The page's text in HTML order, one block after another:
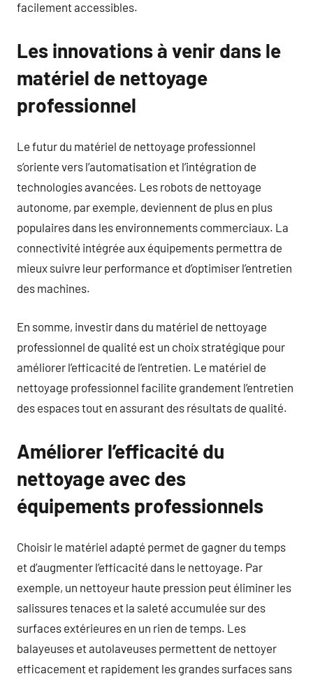
facilement accessibles.
Les innovations à venir dans le
matériel de nettoyage
professionnel
Le futur du matériel de nettoyage professionnel
s’oriente vers l’automatisation et l’intégration de
technologies avancées. Les robots de nettoyage
autonome, par exemple, deviennent de plus en plus
populaires dans les environnements commerciaux. La
connectivité intégrée aux équipements permettra de
mieux suivre leur performance et d’optimiser l’entretien
des machines.
En somme, investir dans du matériel de nettoyage
professionnel de qualité est un choix stratégique pour
améliorer l’efficacité de l’entretien. Le matériel de
nettoyage professionnel facilite grandement l’entretien
des espaces tout en assurant des résultats de qualité.
Améliorer l’efficacité du
nettoyage avec des
équipements professionnels
Choisir le matériel adapté permet de gagner du temps
et d’augmenter l’efficacité dans le nettoyage. Par
exemple, un nettoyeur haute pression peut éliminer les
salissures tenaces et la saleté accumulée sur des
surfaces extérieures en un rien de temps. Les
balayeuses et autolaveuses permettent de nettoyer
efficacement et rapidement les grandes surfaces sans